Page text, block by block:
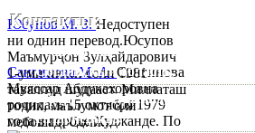
Сангинова М. А.Сангинова
Муяссар Абдукахоровна
родилась 15 октября 1979
года в городе Худжанде. По
Юсупов М. З.Недоступен
ни однин перевод.Юсупов
Маъмурҷон Зулҳайдарович
1-уми июни соли 1981
таваллуд шудааст. Миллаташ
тоҷик, маълумот олӣ
мебошад. Соли...
Контакты:
Республика Таджикистан,
Согдийскый область,
город Худжанд, проспект
Р.Набиева 39.